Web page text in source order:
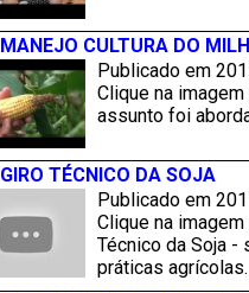
MANEJO CULTURA DO
Publicado em
Clique na
assunto foi
GIRO TÉCNICO DA SOJA
Publicado em
Clique na
Técnico da Soja -
práticas agrícolas.